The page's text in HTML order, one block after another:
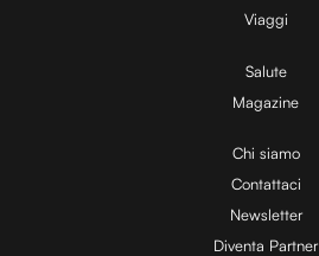
V
i
d
Viaggi
Salute
Magazine
Chi siamo
Contattaci
Newsletter
Diventa Partner